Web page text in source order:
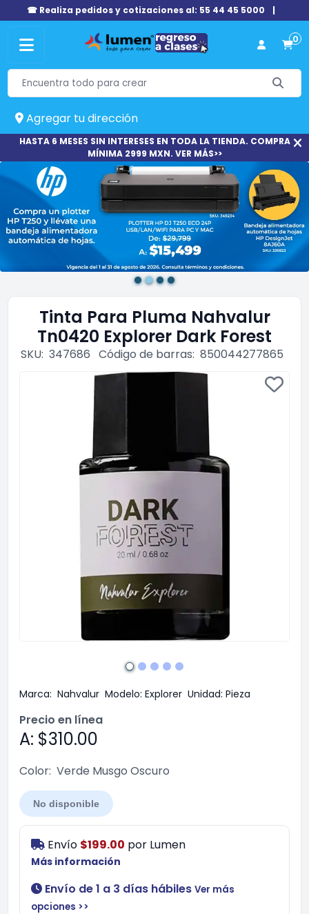
☎ Realiza pedidos y cotizaciones al: 55 44 45 5000 |
0
Agregar tu dirección
HASTA 6 MESES SIN INTERESES EN TODA LA TIENDA. COMPRA
MÍNIMA 2999 MXN. VER MÁS>>
Tinta Para Pluma Nahvalur
Tn0420 Explorer Dark Forest
SKU: 347686 Código de barras: 850044277865
Marca: Nahvalur Modelo: Explorer Unidad: Pieza
Precio en línea
A: $310.00
Color: Verde Musgo Oscuro
No disponible
Envío $199.00 por Lumen
Más información
Envío de 1 a 3 días hábiles Ver más
opciones >>